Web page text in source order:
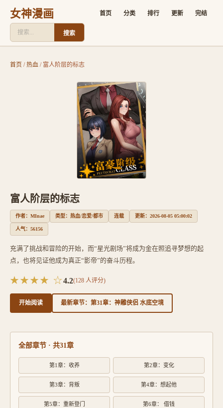
女神漫画 首页 分类 排行 更新 完结
搜索
首页 /热血 / 富人阶层的标志
富人阶层的标志
作者：MInae 类型：热血/恋爱/都市 连载 更新：2026-08-05 05:00:02
人气：56156
充满了挑战和冒险的开始，而“星光剧场”将成为金在照追寻梦想的起
点，也将见证他成为真正“影帝”的奋斗历程。
★★★★ ☆4.2(128 人评分)
开始阅读 最新章节：第31章：神雕侠侣 水底空境
全部章节 · 共31章
第1章：收养 第2章：变化
第3章：背叛 第4章：想起他
第5章：重新登门 第6章： 借钱